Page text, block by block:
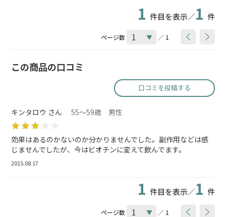
1 件目を表示／1 件
ページ数 ／ 1
この商品の口コミ
口コミを投稿する
キンタロウ さん 55～59歳 男性
効果はあるのかないのか分かりませんでした。副作用などは感
じませんでしたが、今はビオチンに変えて飲んでます。
2015.08.17
1 件目を表示／1 件
ページ数 ／ 1